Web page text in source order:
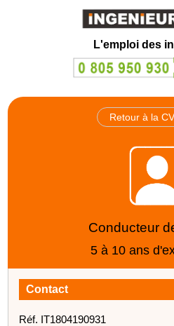
L'emploi des
Retour à la
Conducteur
5 à 10 ans
Contact
Réf. IT1804190931